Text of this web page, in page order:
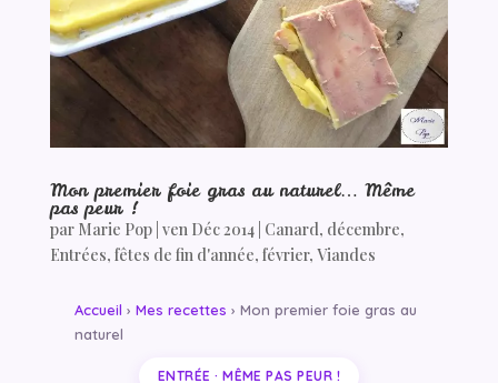
Mon premier foie gras au naturel… Même
pas peur !
par Marie Pop| ven Déc 2014| Canard, décembre,
Entrées, fêtes de fin d'année, février, Viandes
Accueil › Mes recettes › Mon premier foie gras au
naturel
ENTRÉE · MÊME PAS PEUR !